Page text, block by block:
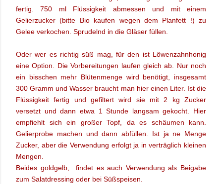
fertig. 750 ml Flüssigkeit abmessen und mit einem
Gelierzucker (bitte Bio kaufen wegen dem Planfett !) zu
Gelee verkochen. Sprudelnd in die Gläser füllen.
Oder wer es richtig süß mag, für den ist Löwenzahnhonig
eine Option. Die Vorbereitungen laufen gleich ab. Nur noch
ein bisschen mehr Blütenmenge wird benötigt, insgesamt
300 Gramm und Wasser braucht man hier einen Liter. Ist die
Flüssigkeit fertig und gefiltert wird sie mit 2 kg Zucker
versetzt und dann etwa 1 Stunde langsam gekocht. Hier
empfiehlt sich ein großer Topf, da es schäumen kann.
Gelierprobe machen und dann abfüllen. Ist ja ne Menge
Zucker, aber die Verwendung erfolgt ja in verträglich kleinen
Mengen.
Beides goldgelb, findet es auch Verwendung als Beigabe
zum Salatdressing oder bei Süßspeisen.